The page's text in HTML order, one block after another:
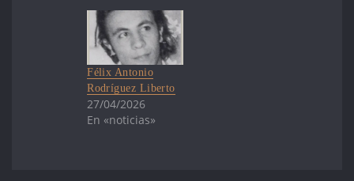
Félix Antonio
Rodríguez Liberto
27/04/2026
En «noticias»